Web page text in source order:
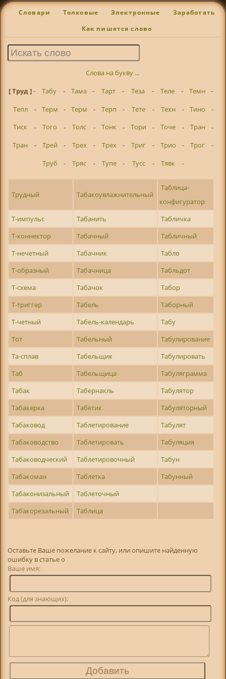
Словари Толковые Электронные Заработать
Как пишется слово
Слова на букву ...
[ Труд ]- Табу - Тама - Тарт - Теза - Теле - Темн
-
Тепл
- Терм - Терм - Терп - Тете - Техн - Тино
-
Тиск
- Того - Толс - Тонк - Тори - Точе - Тран
-
Тран
- Трей - Трех - Трех - Триг - Трио - Трог
-
Труб
- Тряс - Тупе - Тусс - Тявк -
Трудный Табакоувлажнительный
Таблица-
конфигуратор
Т-импульс
Табанить
Табличка
Т-коннектор
Табачный
Табличный
Т-нечетный
Табачник
Табло
Т-образный
Табачница
Табльдот
Т-схема
Табачок
Табор
Т-триггер
Табель
Таборный
Т-четный
Табель-календарь
Табу
Тот
Табельный
Табулирование
Та-сплав
Табельщик
Табулировать
Таб
Табельщица
Табуляграмма
Табак
Табернакль
Табулятор
Табакерка
Табетик
Табуляторный
Табаковод
Таблетирование
Табулят
Табаководство
Таблетировать
Табуляция
Табаководческий
Таблетировочный
Табун
Табакоман
Таблетка
Табунный
Табаконизальный
Таблеточный
Табакорезальный
Таблица
Оставьте Ваше пожелание к сайту, или опишите найденную
ошибку в статье о
Ваше имя:
Код (для знающих):